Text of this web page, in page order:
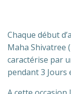
Chaque début
Maha Shivatree
caractérise par
pendant 3 Jours